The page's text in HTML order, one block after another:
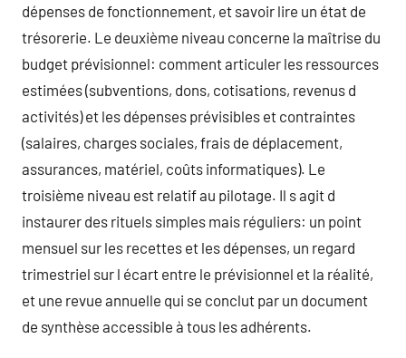
dépenses de fonctionnement, et savoir lire un état de
trésorerie. Le deuxième niveau concerne la maîtrise du
budget prévisionnel: comment articuler les ressources
estimées (subventions, dons, cotisations, revenus d
activités) et les dépenses prévisibles et contraintes
(salaires, charges sociales, frais de déplacement,
assurances, matériel, coûts informatiques). Le
troisième niveau est relatif au pilotage. Il s agit d
instaurer des rituels simples mais réguliers: un point
mensuel sur les recettes et les dépenses, un regard
trimestriel sur l écart entre le prévisionnel et la réalité,
et une revue annuelle qui se conclut par un document
de synthèse accessible à tous les adhérents.